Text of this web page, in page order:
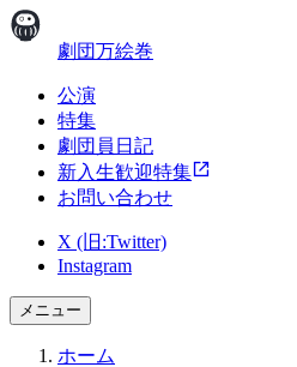
劇団万絵巻
公演
特集
劇団員日記
新入生歓迎特集
お問い合わせ
X (旧:Twitter)
Instagram
メニュー
ホーム